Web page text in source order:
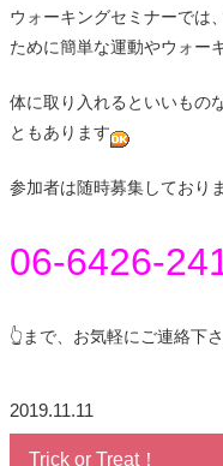
ウォーキングセミナーでは
ために簡単な運動やウォー
体に取り入れるといいもの
ともあります
参加者は随時募集しており
06-6426-
👆まで、お気軽にご連絡下
2019.11.11
Trick or Treat！